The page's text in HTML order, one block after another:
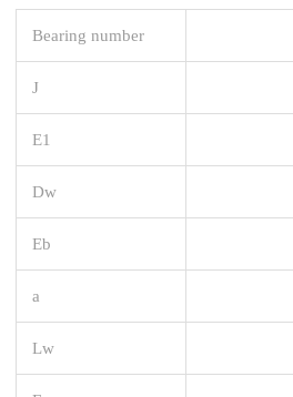
Bearing number
J
E1
Dw
Eb
a
Lw